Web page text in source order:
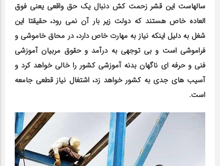
سالهاست این قشر زحمت کش دنبال یک حق واقعی یعنی فوق
العاده خاص هستند که دولت زیر بار آن نمی رود، حقیقتا این
شغل به دلیل اینکه نیاز به مهارت خاص دارد، در محاق خاموشی و
فراموشی است و بی توجهی به درآمد و حقوق مربیان آموزشی
فنی و حرفه ای ناگهان بدنه آموزشی کشور را خالی خواهد کرد و
آسیب های جدی به کشور خواهد زد، اشتغال نیاز قطعی جامعه
است.